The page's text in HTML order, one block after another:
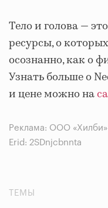
Тело и голова —
ресурсы, о
осознанно, как о
Узнать больше о
и цене можно на
Реклама: ООО
Erid: 2SDnjcbnnta
ТЕМЫ